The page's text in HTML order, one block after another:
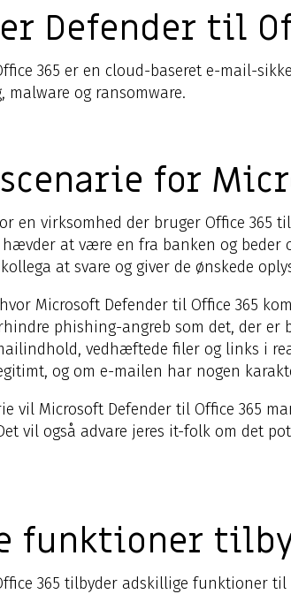
Defender til
365 er en cloud-baseret e-mail-
malware og ransomware.
for
en virksomhed der bruger Office
hævder at være en fra banken og
at svare og giver de ønskede
Microsoft Defender til Office 365
phishing-angreb som det, der
vedhæftede filer og links i
og om e-mailen har nogen
vil Microsoft Defender til Office 365
vil også advare jeres it-folk om det
funktioner
365 tilbyder adskillige funktioner